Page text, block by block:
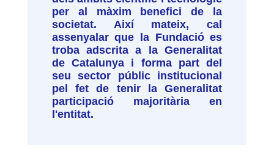
per al màxim benefici de la
societat. Així mateix, cal
assenyalar que la Fundació es
troba adscrita a la Generalitat
de Catalunya i forma part del
seu sector públic institucional
pel fet de tenir la Generalitat
participació majoritària en
l'entitat.